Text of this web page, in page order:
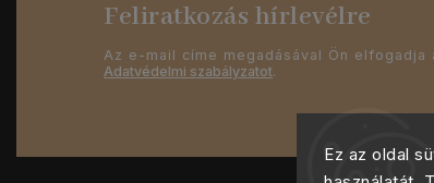
Ez az oldal
Feliratkozás hírlevélre
Az e-mail címe megadásával Ön elfogadja
Adatvédelmi szabályzatot.